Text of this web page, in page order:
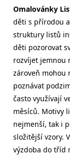
Omalovánky
děti s přírodou
struktury listů
děti pozorovat
rozvíjet jemnou
zároveň mohou
poznávat
často využívají
měsíců. Motivy
nejmenší, tak i
složitější vzory.
výzdoba do tříd